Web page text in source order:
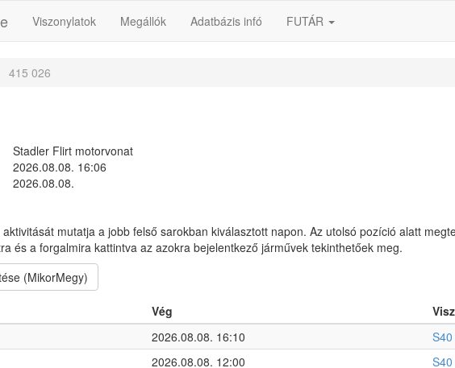
Viszonylatok Megállók Adatbázis infó FUTÁR
415 026
Stadler Flirt motorvonat
2026.08.08. 16:06
2026.08.08.
mutatja a jobb felső sarokban kiválasztott napon. Az utolsó pozíció alatt
és a forgalmira kattintva az azokra bejelentkező járművek tekinthetőek meg.
(MikorMegy)
Vég
2026.08.08. 16:10
S40
2026.08.08. 12:00
S40